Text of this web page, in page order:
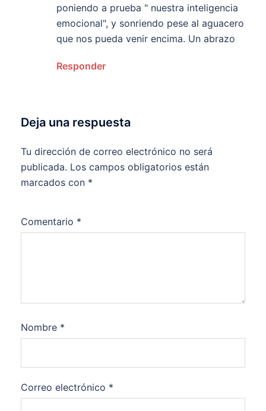
poniendo a prueba " nuestra inteligencia
emocional", y sonriendo pese al aguacero
que nos pueda venir encima. Un abrazo
Responder
Deja una respuesta
Tu dirección de correo electrónico no será
publicada. Los campos obligatorios están
marcados con *
Comentario *
Nombre *
Correo electrónico *